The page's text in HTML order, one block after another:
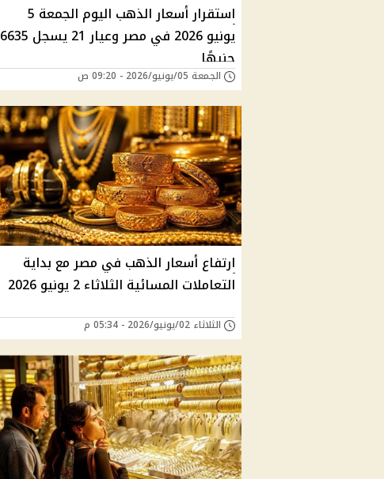
استقرار أسعار الذهب اليوم الجمعة 5
يونيو 2026 في مصر وعيار 21 يسجل 6635
جنيهًا
الجمعة 05/يونيو/2026 - 09:20 ص
ارتفاع أسعار الذهب في مصر مع بداية
التعاملات المسائية الثلاثاء 2 يونيو 2026
الثلاثاء 02/يونيو/2026 - 05:34 م